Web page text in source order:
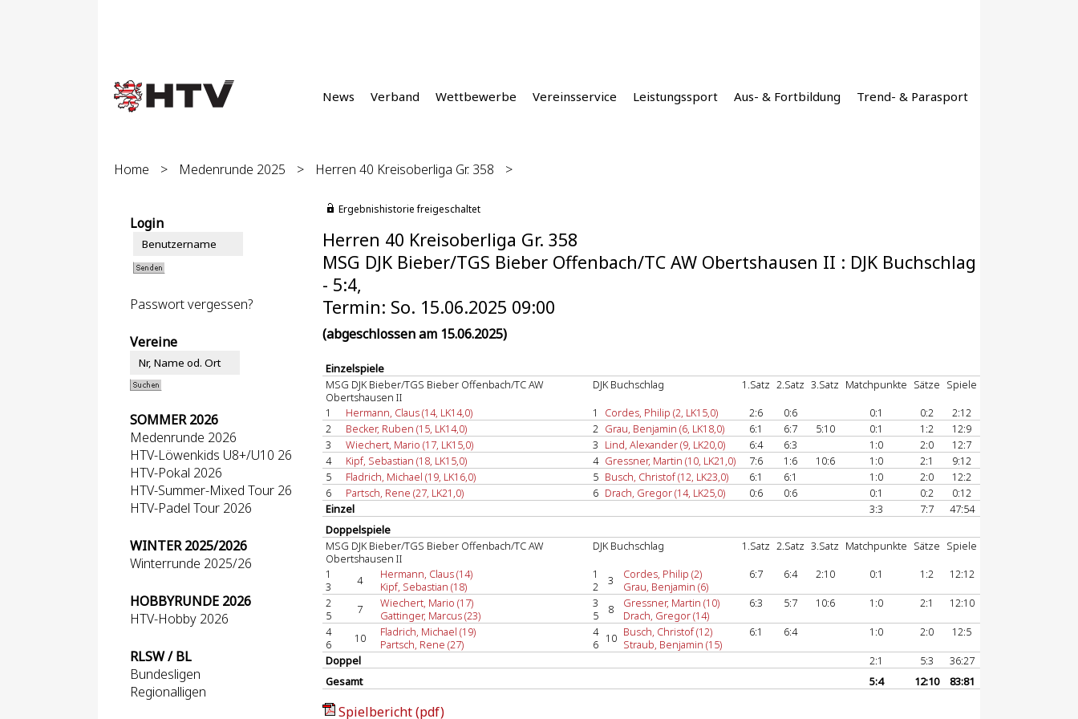
News Verband Wettbewerbe Vereinsservice Leistungssport Aus- & Fortbildung Trend- & Parasport
Home > Medenrunde 2025 > Herren 40 Kreisoberliga Gr. 358 >
Login
Passwort vergessen?
Vereine
SOMMER 2026
Medenrunde 2026
HTV-Löwenkids U8+/U10 26
HTV-Pokal 2026
HTV-Summer-Mixed Tour 26
HTV-Padel Tour 2026
WINTER 2025/2026
Winterrunde 2025/26
HOBBYRUNDE 2026
HTV-Hobby 2026
RLSW / BL
Bundesligen
Regionalligen
Ergebnishistorie freigeschaltet
Herren 40 Kreisoberliga Gr. 358
MSG DJK Bieber/TGS Bieber Offenbach/TC AW Obertshausen II : DJK Buchschlag
- 5:4,
Termin: So. 15.06.2025 09:00
(abgeschlossen am 15.06.2025)
Einzelspiele
MSG DJK Bieber/TGS Bieber Offenbach/TC AW
Obertshausen II
DJK Buchschlag 1.Satz 2.Satz 3.Satz Matchpunkte Sätze Spiele
1
Hermann, Claus (14, LK14,0) 1 Cordes, Philip (2, LK15,0) 2:6 0:6 0:1 0:2
2:12
2
Becker, Ruben (15, LK14,0) 2 Grau, Benjamin (6, LK18,0) 6:1 6:7 5:10 0:1 1:2
12:9
3
Wiechert, Mario (17, LK15,0) 3 Lind, Alexander (9, LK20,0) 6:4 6:3 1:0 2:0
12:7
4
Kipf, Sebastian (18, LK15,0) 4 Gressner, Martin (10, LK21,0) 7:6 1:6 10:6 1:0 2:1
9:12
5
Fladrich, Michael (19, LK16,0) 5 Busch, Christof (12, LK23,0) 6:1 6:1 1:0 2:0
12:2
6
Partsch, Rene (27, LK21,0) 6 Drach, Gregor (14, LK25,0) 0:6 0:6 0:1 0:2
0:12
Einzel
3:3 7:7
47:54
Doppelspiele
MSG DJK Bieber/TGS Bieber Offenbach/TC AW
Obertshausen II
DJK Buchschlag 1.Satz 2.Satz 3.Satz Matchpunkte Sätze Spiele
1
3
4
Hermann, Claus (14)
Kipf, Sebastian (18)
1
2
3
Cordes, Philip (2)
Grau, Benjamin (6)
6:7 6:4 2:10 0:1 1:2
12:12
2
5
7
Wiechert, Mario (17)
Gattinger, Marcus (23)
3
5
8
Gressner, Martin (10)
Drach, Gregor (14)
6:3 5:7 10:6 1:0 2:1
12:10
4
6
10
Fladrich, Michael (19)
Partsch, Rene (27)
4
6 10 Busch, Christof (12)
Straub, Benjamin (15)
6:1 6:4 1:0 2:0
12:5
Doppel
2:1 5:3
36:27
Gesamt
5:4 12:10 83:81
Spielbericht (pdf)